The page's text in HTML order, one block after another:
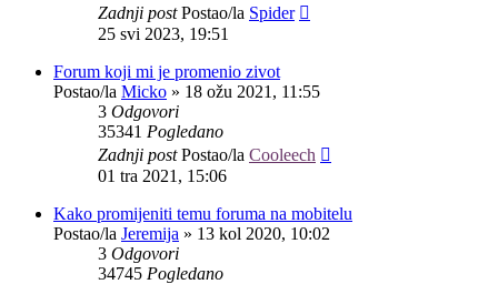
Zadnji postPostao/la Spider
25 svi 2023, 19:51
Forum koji mi je promenio zivot
Postao/la Micko » 18 ožu 2021, 11:55
3 Odgovori
35341 Pogledano
Zadnji postPostao/la Cooleech
01 tra 2021, 15:06
Kako promijeniti temu foruma na mobitelu
Postao/la Jeremija » 13 kol 2020, 10:02
3 Odgovori
34745 Pogledano